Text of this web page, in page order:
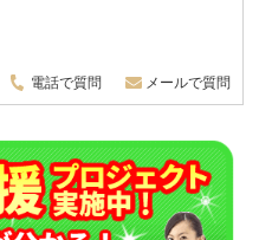
電話で質問 メールで質問